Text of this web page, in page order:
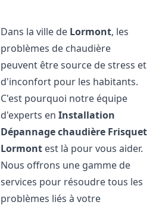
Dans la ville de Lormont, les
problèmes de chaudière
peuvent être source de stress et
d'inconfort pour les habitants.
C'est pourquoi notre équipe
d'experts enInstallation
Dépannage chaudière Frisquet
Lormont est là pour vous aider.
Nous offrons une gamme de
services pour résoudre tous les
problèmes liés à votre